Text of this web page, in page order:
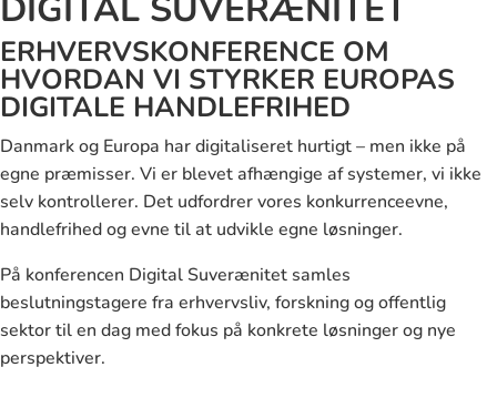
DIGITAL SUVERÆNITET
ERHVERVSKONFERENCE OM
HVORDAN VI STYRKER EUROPAS
DIGITALE HANDLEFRIHED
Danmark og Europa har digitaliseret hurtigt – men ikke på
egne præmisser. Vi er blevet afhængige af systemer, vi ikke
selv kontrollerer. Det udfordrer vores konkurrenceevne,
handlefrihed og evne til at udvikle egne løsninger.
På konferencen Digital Suverænitet samles
beslutningstagere fra erhvervsliv, forskning og offentlig
sektor til en dag med fokus på konkrete løsninger og nye
perspektiver.